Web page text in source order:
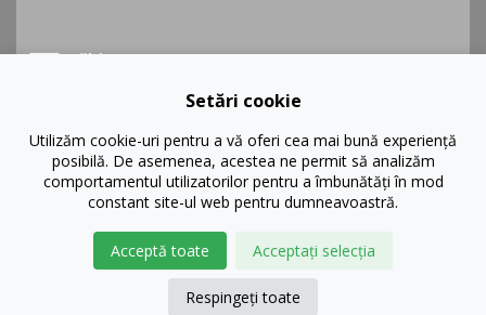
Bălți
Bălți, str. Ștefan cel Mare 16
+373 68 452 945
balti@gustapro.md
10:00 - 16:00
Setări cookie
Utilizăm cookie-uri pentru a vă oferi cea mai bună experiență
posibilă. De asemenea, acestea ne permit să analizăm
comportamentul utilizatorilor pentru a îmbunătăți în mod
constant site-ul web pentru dumneavoastră.
Acceptă toate Acceptați selecția
Respingeți toate